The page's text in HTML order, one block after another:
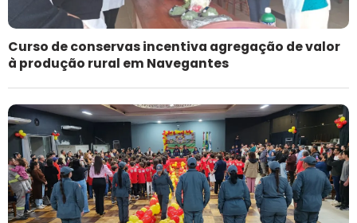
Curso de conservas incentiva agregação de valor
à produção rural em Navegantes